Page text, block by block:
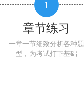
1
章节练习
一章一节细致分析各种题
型，为考试打下基础